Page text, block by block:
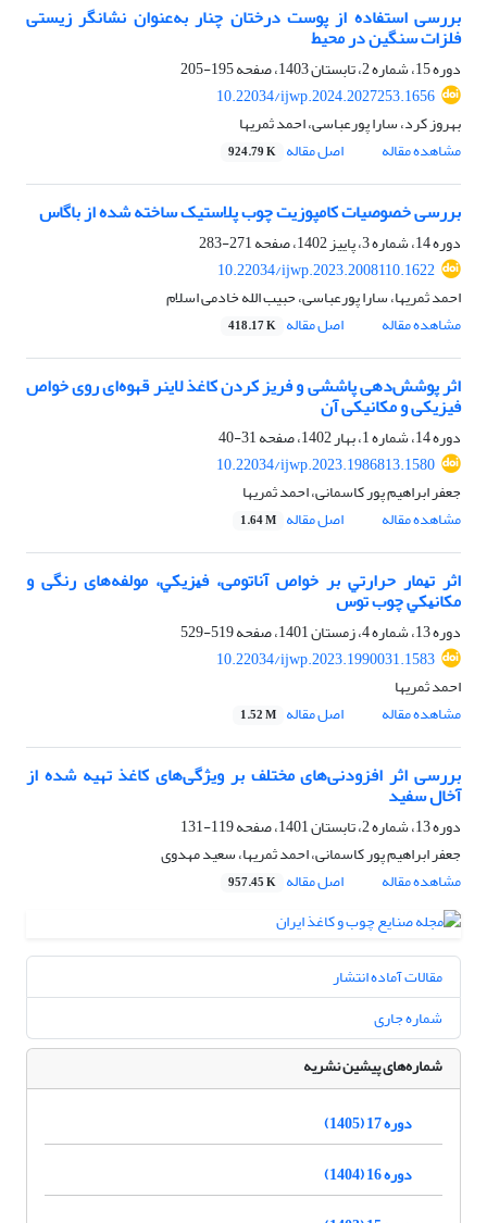
بررسی استفاده از پوست درختان چنار به‌عنوان نشانگر زیستی
فلزات سنگین در محیط
دوره 15، شماره 2، تابستان 1403، صفحه
195-205
10.22034/ijwp.2024.2027253.1656
بهروز کرد، سارا پورعباسی، احمد ثمریها
مشاهده مقاله
اصل مقاله 924.79 K
بررسی خصوصیات کامپوزیت چوب پلاستیک ساخته شده از باگاس
دوره 14، شماره 3، پاییز 1402، صفحه
271-283
10.22034/ijwp.2023.2008110.1622
احمد ثمریها، سارا پورعباسی، حبیب الله خادمی اسلام
مشاهده مقاله
اصل مقاله 418.17 K
اثر پوشش‌دهی پاششی و فریز کردن کاغذ لاینر قهوه‌ای روی خواص
فیزیکی و مکانیکی آن
دوره 14، شماره 1، بهار 1402، صفحه
31-40
10.22034/ijwp.2023.1986813.1580
جعفر ابراهیم پور کاسمانی، احمد ثمریها
مشاهده مقاله
اصل مقاله 1.64 M
اﺛﺮ ﺗﻴﻤﺎر ﺣﺮارﺗﻲ ﺑﺮ ﺧﻮاص آناتومی، ﻓﻴﺰﻳﻜﻲ، مولفه‌های رنگی و
ﻣﻜﺎﻧﻴﻜﻲ ﭼﻮب توس
دوره 13، شماره 4، زمستان 1401، صفحه
519-529
10.22034/ijwp.2023.1990031.1583
احمد ثمریها
مشاهده مقاله
اصل مقاله 1.52 M
بررسی اثر افزودنی‌های مختلف بر ویژگی‌های کاغذ تهیه شده از
آخال سفید
دوره 13، شماره 2، تابستان 1401، صفحه
119-131
جعفر ابراهیم پور کاسمانی، احمد ثمریها، سعید مهدوی
مشاهده مقاله
اصل مقاله 957.45 K
مقالات آماده انتشار
شماره جاری
شماره‌های پیشین نشریه
دوره 17 (1405)
دوره 16 (1404)